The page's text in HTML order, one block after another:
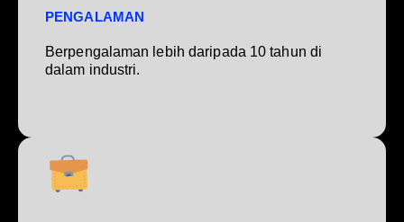
PENGALAMAN
Berpengalaman lebih daripada 10 tahun di
dalam industri.